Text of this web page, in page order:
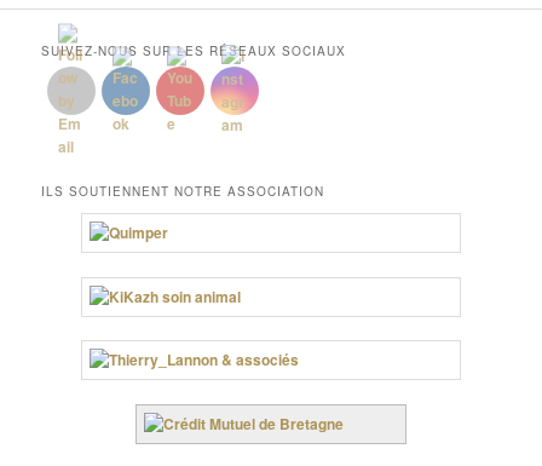
SUIVEZ-NOUS SUR LES RÉSEAUX SOCIAUX
ILS SOUTIENNENT NOTRE ASSOCIATION